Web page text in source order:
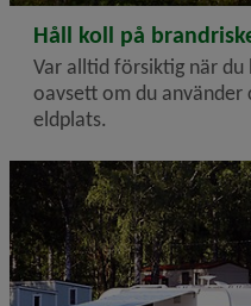
2026-07-13
Håll koll på
Var alltid försiktig när
oavsett om du använder
eldplats.